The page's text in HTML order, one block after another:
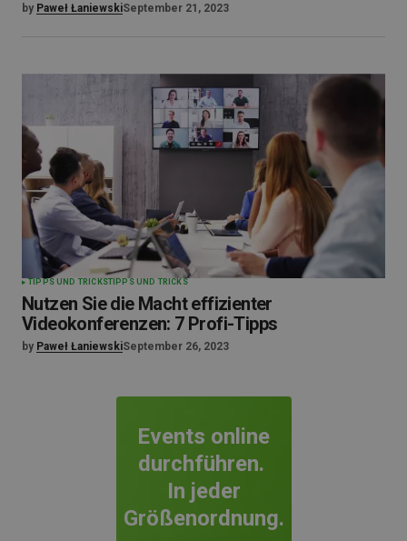
by Paweł ŁaniewskiSeptember 21, 2023
TIPPS UND TRICKSTIPPS UND TRICKS
Nutzen Sie die Macht effizienter
Videokonferenzen: 7 Profi-Tipps
by Paweł ŁaniewskiSeptember 26, 2023
Events online
durchführen.
In jeder
Größenordnung.